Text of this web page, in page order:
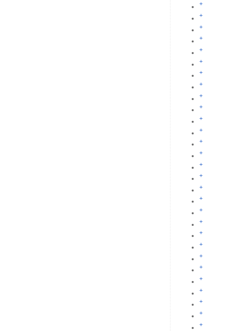
+
+
+
+
+
+
+
+
+
+
+
+
+
+
+
+
+
+
+
+
+
+
+
+
+
+
+
+
+